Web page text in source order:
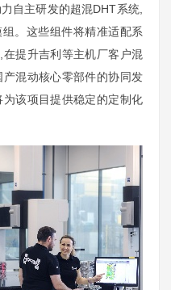
自主研发的超混DHT系统,
。这些组件将精准适配系
提升吉利等主机厂客户混
混动核心零部件的协同发
该项目提供稳定的定制化